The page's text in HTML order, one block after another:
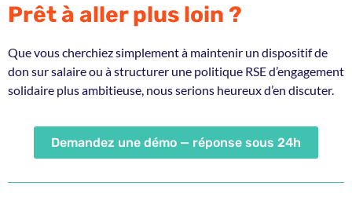
Prêt à aller plus loin ?
Que vous cherchiez simplement à maintenir un dispositif de
don sur salaire ou à structurer une politique RSE d’engagement
solidaire plus ambitieuse, nous serions heureux d’en discuter.
Demandez une démo — réponse sous 24h